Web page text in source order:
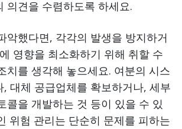
의견을 수렴하도록 하세요.
악했다면, 각각의 발생을 방지하거
영향을 최소화하기 위해 취할 수
치를 생각해 놓으세요. 여분의 시스
, 대체 공급업체를 확보하거나, 세부
콜을 개발하는 것 등이 있을 수 있
위험 관리는 단순히 문제를 피하는